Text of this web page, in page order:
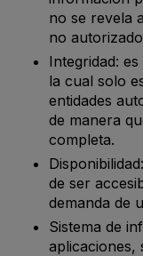
no se revela
no
Integridad:
la cual solo
entidades
de manera
completa.
de ser
demanda de
Sistema de
aplicaciones,